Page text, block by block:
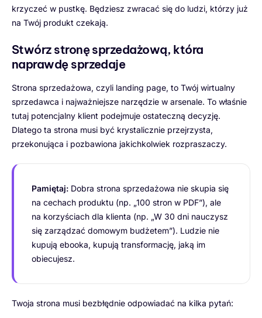
krzyczeć w pustkę. Będziesz zwracać się do ludzi, którzy już
na Twój produkt czekają.
Stwórz stronę sprzedażową, która
naprawdę sprzedaje
Strona sprzedażowa, czyli landing page, to Twój wirtualny
sprzedawca i najważniejsze narzędzie w arsenale. To właśnie
tutaj potencjalny klient podejmuje ostateczną decyzję.
Dlatego ta strona musi być krystalicznie przejrzysta,
przekonująca i pozbawiona jakichkolwiek rozpraszaczy.
Pamiętaj: Dobra strona sprzedażowa nie skupia się
na cechach produktu (np. „100 stron w PDF”), ale
na korzyściach dla klienta (np. „W 30 dni nauczysz
się zarządzać domowym budżetem”). Ludzie nie
kupują ebooka, kupują transformację, jaką im
obiecujesz.
Twoja strona musi bezbłędnie odpowiadać na kilka pytań: